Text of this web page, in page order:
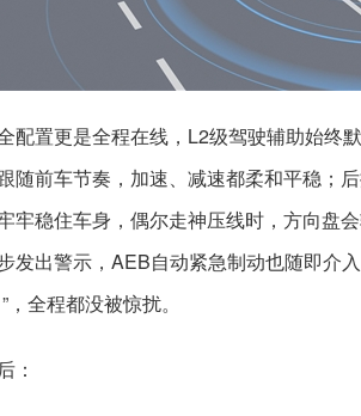
配置更是全程在线，L2级驾驶辅助始终
随前车节奏，加速、减速都柔和平稳；
牢稳住车身，偶尔走神压线时，方向盘
发出警示，AEB自动紧急制动也随即介
，全程都没被惊扰。
：